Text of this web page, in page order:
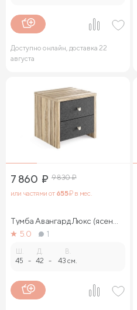
Доступно онлайн, доставка 22
августа
7 860 ₽ 9 830₽
или частями от 655₽ в мес.
Тумба Авангард Люкс (ясень
ориноко)
5.0 1
45 -
Д.
42 -
В.
43 см.